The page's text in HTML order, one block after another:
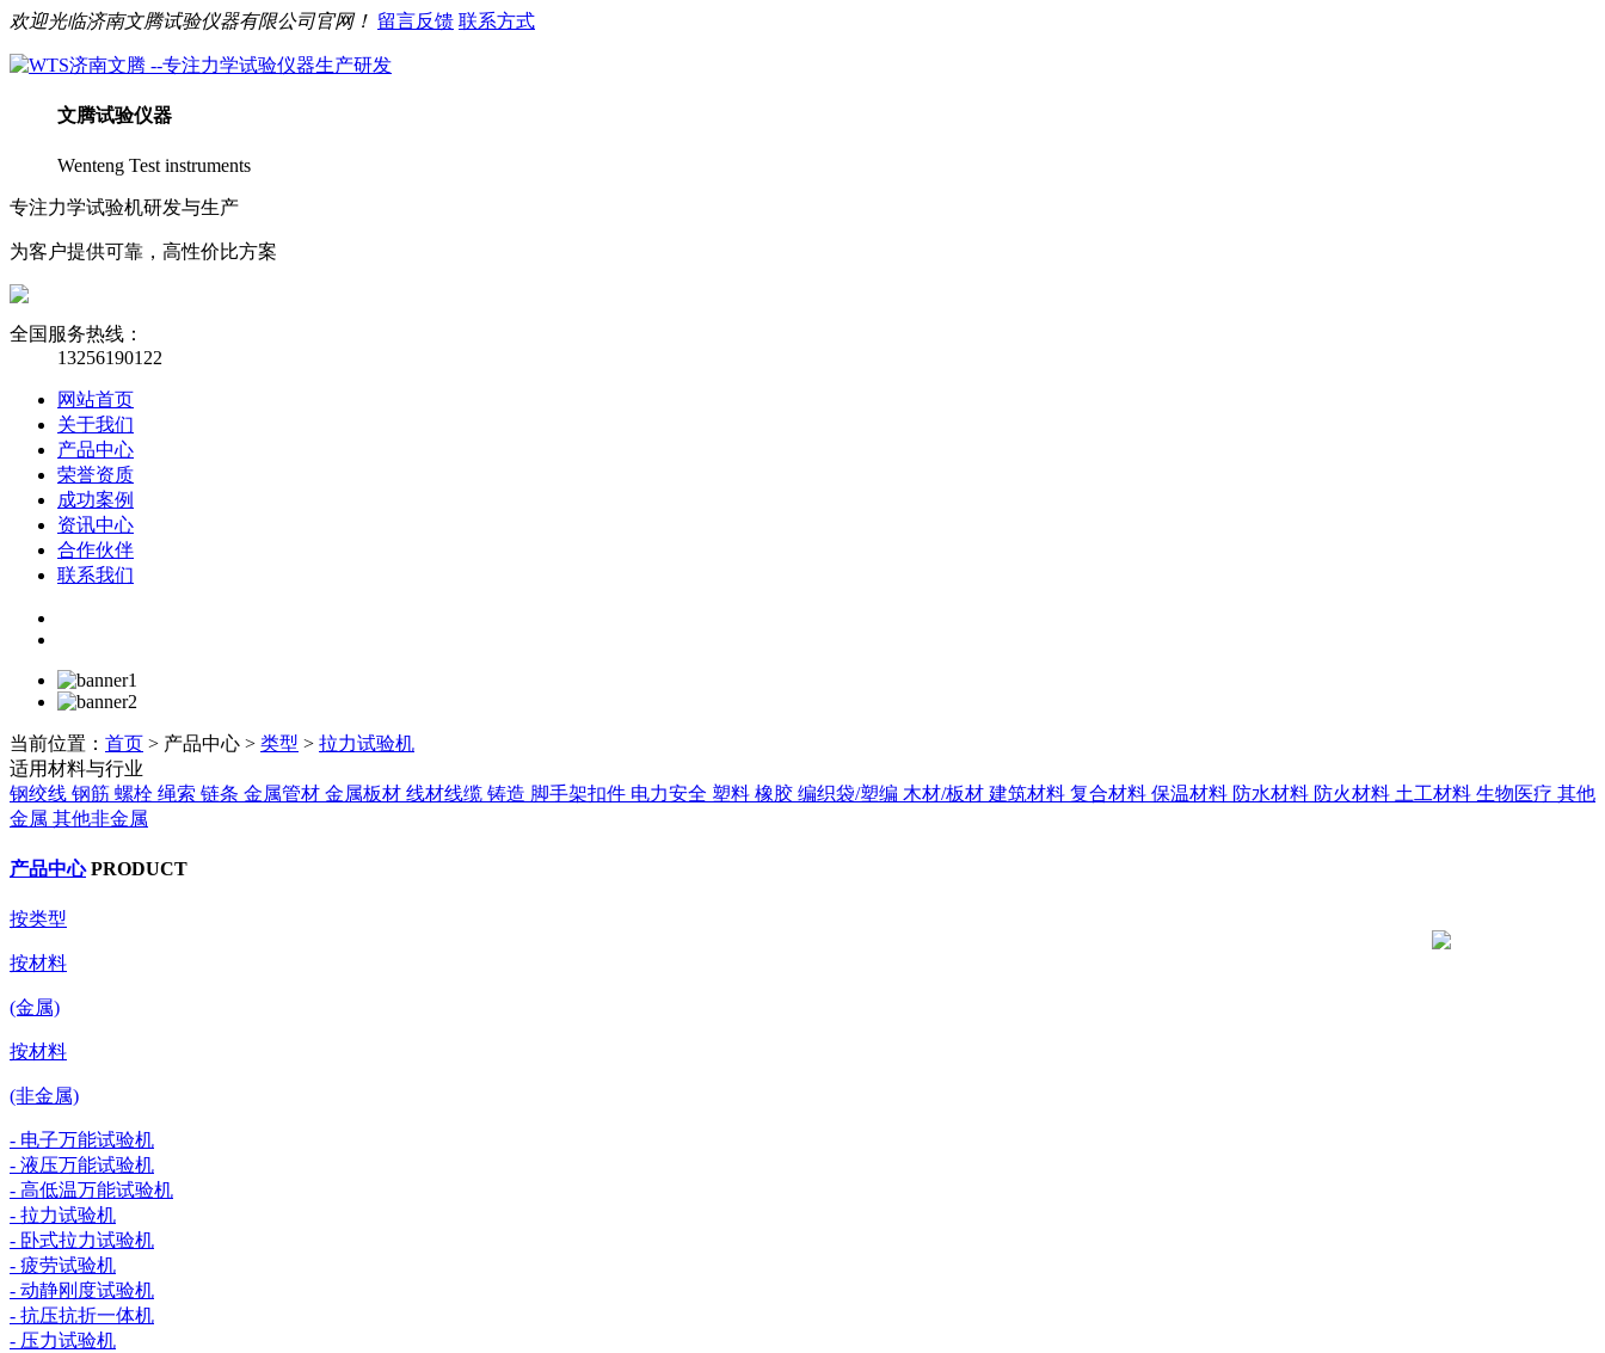
欢迎光临济南文腾试验仪器有限公司官网！ 留言反馈 联系方式
文腾试验仪器
Wenteng Test instruments
专注力学试验机研发与生产
为客户提供可靠，高性价比方案
全国服务热线：
13256190122
网站首页
关于我们
产品中心
荣誉资质
成功案例
资讯中心
合作伙伴
联系我们
当前位置： 首页 > 产品中心 > 类型 > 拉力试验机
适用材料与行业
钢绞线 钢筋 螺栓 绳索 链条 金属管材 金属板材 线材线缆 铸造 脚手架扣件 电力安全 塑料 橡胶 编织袋/塑编 木材/板材 建筑材料 复合材料 保温材料 防水材料 防火材料 土工材料 生物医疗 其他
金属 其他非金属
产品中心 PRODUCT
按类型
按材料
(金属)
按材料
(非金属)
- 电子万能试验机
- 液压万能试验机
- 高低温万能试验机
- 拉力试验机
- 卧式拉力试验机
- 疲劳试验机
- 动静刚度试验机
- 抗压抗折一体机
- 压力试验机